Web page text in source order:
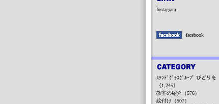
Instagram
facebook
ｽﾃﾝﾄﾞｸﾞﾗｽｸﾞﾙｰﾌﾟ びどりを
（1,245）
教室の紹介（576）
絵付け（507）